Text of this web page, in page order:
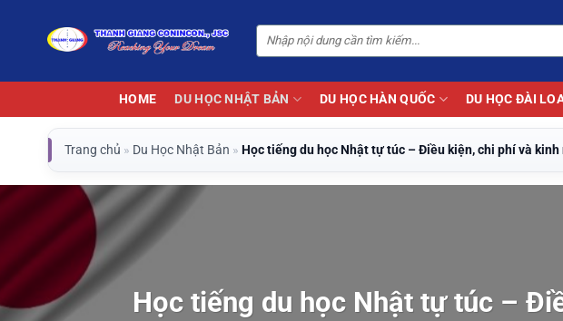
dung
HOME DU HỌC NHẬT BẢN DU HỌC HÀN QUỐC DU HỌC ĐÀI
Trang chủ » Du Học Nhật Bản » Học tiếng du học Nhật tự túc – Điều kiện, chi phí và
Học tiếng du học Nhật tự túc –